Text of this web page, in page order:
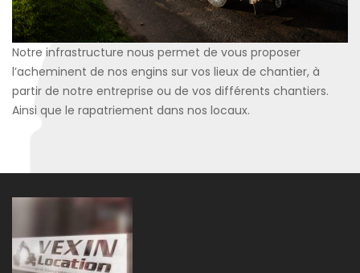
Notre infrastructure nous permet de vous proposer
l’acheminent de nos engins sur vos lieux de chantier, à
partir de notre entreprise ou de vos différents chantiers.
Ainsi que le rapatriement dans nos locaux.